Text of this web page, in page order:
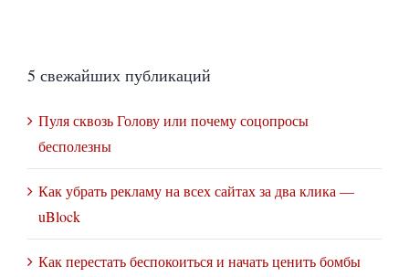
5 свежайших публикаций
Пуля сквозь Голову или почему соцопросы
бесполезны
Как убрать рекламу на всех сайтах за два клика —
uBlock
Как перестать беспокоиться и начать ценить бомбы